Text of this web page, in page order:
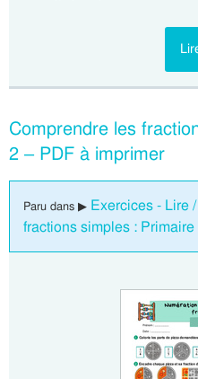
Comprendre les
2 – PDF à imprimer
Paru dans ▶ Exercices - Lire
fractions simples : Primaire